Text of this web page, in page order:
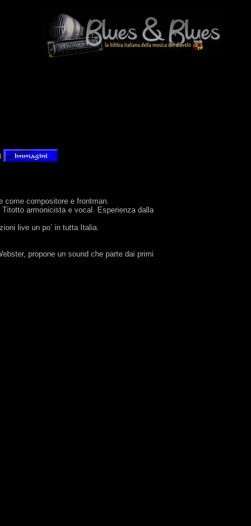
come compositore e frontman.
armonicista e vocal. Esperienza dalla
live un po’ in tutta Italia.
propone un sound che parte dai primi